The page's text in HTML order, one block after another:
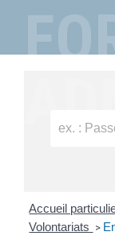
Accueil
Volontariats >